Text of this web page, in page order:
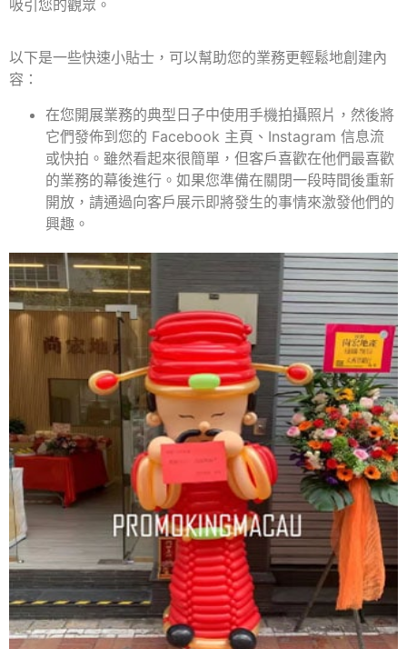
吸引您的觀眾。
以下是一些快速小貼士，可以幫助您的業務更輕鬆地創建內
容：
在您開展業務的典型日子中使用手機拍攝照片，然後將
它們發佈到您的 Facebook 主頁、Instagram 信息流
或快拍。雖然看起來很簡單，但客戶喜歡在他們最喜歡
的業務的幕後進行。如果您準備在關閉一段時間後重新
開放，請通過向客戶展示即將發生的事情來激發他們的
興趣。